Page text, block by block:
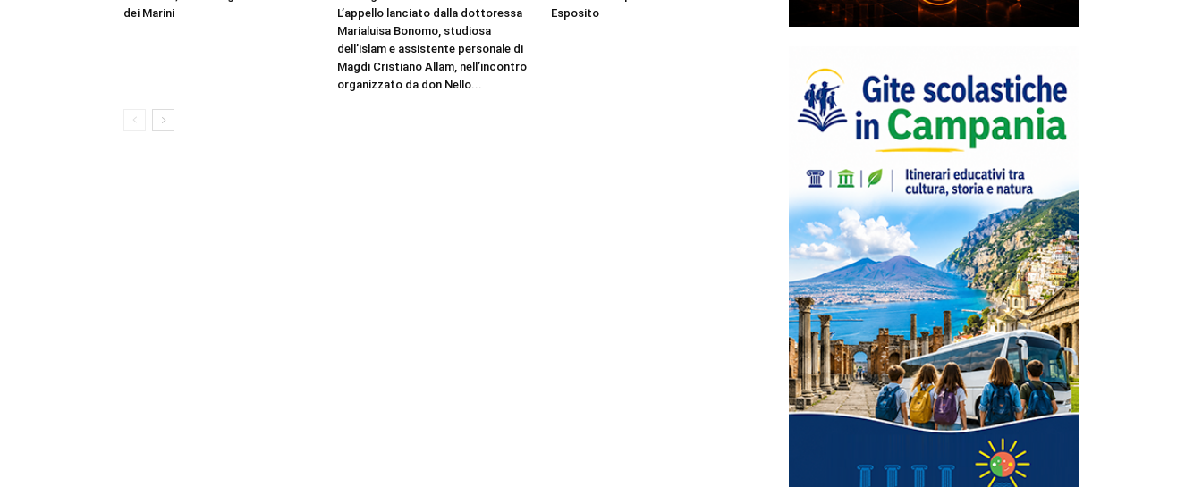
dei Marini
L’appello lanciato dalla dottoressa
Marialuisa Bonomo, studiosa
dell’islam e assistente personale di
Magdi Cristiano Allam, nell’incontro
organizzato da don Nello...
Esposito